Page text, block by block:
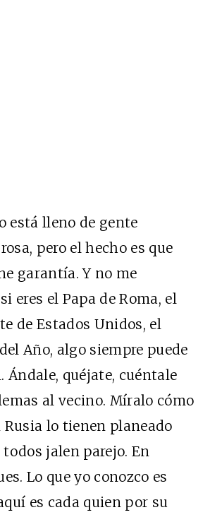
está lleno de gente
pero el hecho es que
garantía. Y no me
eres el Papa de Roma, el
de Estados Unidos, el
Año, algo siempre puede
Ándale, quéjate, cuéntale
al vecino. Míralo cómo
Rusia lo tienen planeado
todos jalen parejo. En
Lo que yo conozco es
es cada quien por su